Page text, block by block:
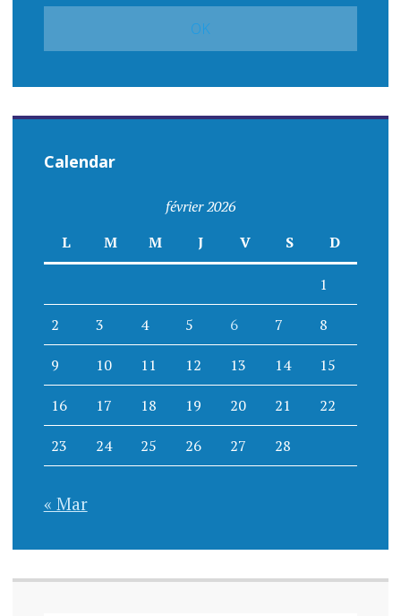
Calendar
février 2026
L
M M J V S D
1
2 3 4 5 6 7 8
9 10 11 12 13 14 15
16 17 18 19 20 21 22
23 24 25 26 27 28
« Mar